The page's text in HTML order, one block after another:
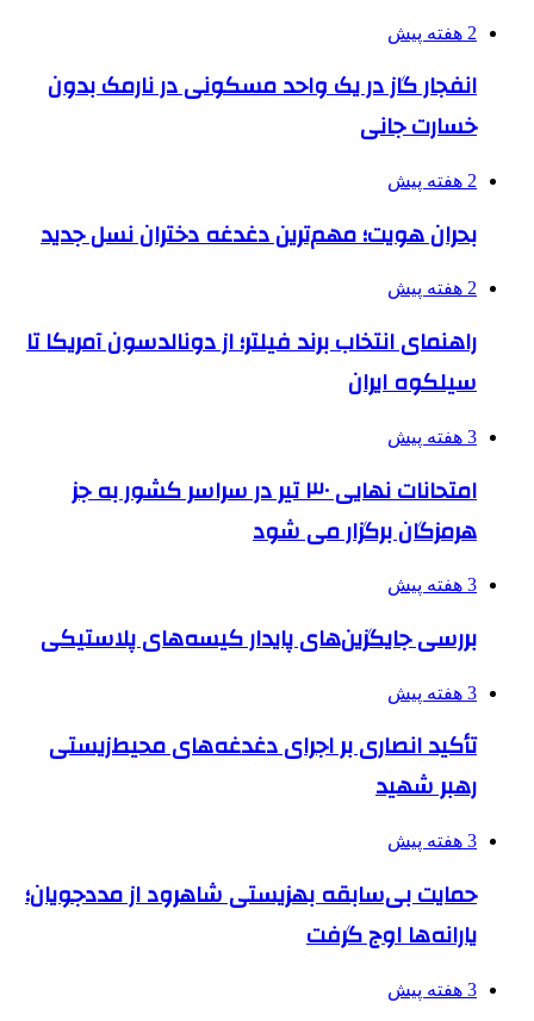
2 هفته پیش
انفجار گاز در یک واحد مسکونی در نارمک بدون
خسارت جانی
2 هفته پیش
بحران هویت؛ مهم‌ترین دغدغه دختران نسل جدید
2 هفته پیش
راهنمای انتخاب برند فیلتر؛ از دونالدسون آمریکا تا
سیلکوه ایران
3 هفته پیش
امتحانات نهایی ۳۰ تیر در سراسر کشور به جز
هرمزگان برگزار می شود
3 هفته پیش
بررسی جایگزین‌های پایدار کیسه‌های پلاستیکی
3 هفته پیش
تأکید انصاری بر اجرای دغدغه‌های محیط‌زیستی
رهبر شهید
3 هفته پیش
حمایت بی‌سابقه بهزیستی شاهرود از مددجویان؛
یارانه‌ها اوج گرفت
3 هفته پیش